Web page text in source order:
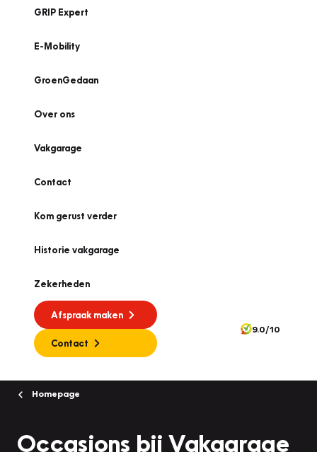
GRIP Expert
E-Mobility
GroenGedaan
Over ons
Vakgarage
Contact
Kom gerust verder
Historie vakgarage
Zekerheden
Afspraak maken
Contact
9.0/10
Homepage
Occasions bij Vakgarage